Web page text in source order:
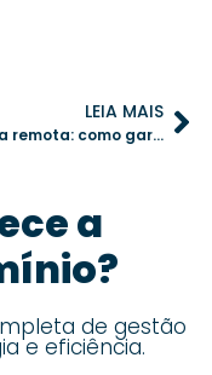
LEIA MAIS
Portaria remota: como garantir segurança e controle com um software eficiente
a
de gestão
e eficiência.